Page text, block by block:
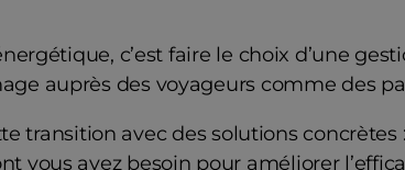
c’est faire le choix d’une
auprès des voyageurs comme des
transition avec des solutions
vous avez besoin pour améliorer